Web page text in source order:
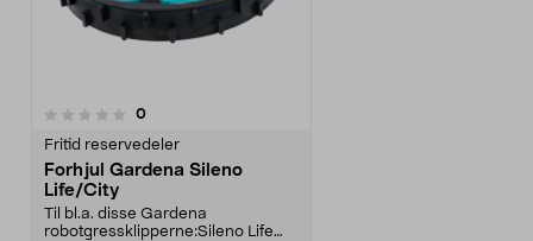
0anmeldelser
Fritid reservedeler
Forhjul Gardena Sileno
Life/City
Til bl.a. disse Gardena
robotgressklipperne:Sileno Life